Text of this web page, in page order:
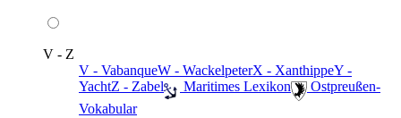
V - Z
V - VabanqueW - WackelpeterX - XanthippeY -
YachtZ - Zabel ️ Maritimes Lexikon
️ Ostpreußen-
Vokabular